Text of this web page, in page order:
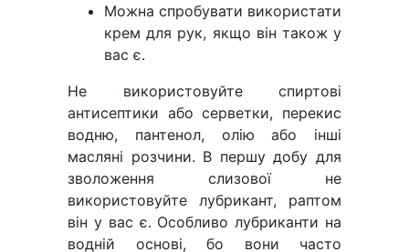
Можна спробувати використати
крем для рук, якщо він також у
вас є.
Не використовуйте спиртові
антисептики або серветки, перекис
водню, пантенол, олію або інші
масляні розчини. В першу добу для
зволоження слизової не
використовуйте лубрикант, раптом
він у вас є. Особливо лубриканти на
водній основі, бо вони часто